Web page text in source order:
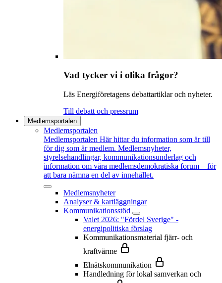
Vad tycker vi i olika frågor?
Läs Energiföretagens debattartiklar och nyheter.
Till debatt och pressrum
Medlemsportalen
Medlemsportalen
Medlemsportalen Här hittar du information som är till
för dig som är medlem. Medlemsnyheter,
styrelsehandlingar, kommunikationsunderlag och
information om våra medlemsdemokratiska forum – för
att bara nämna en del av innehållet.
Medlemsnyheter
Analyser & kartläggningar
Kommunikationsstöd
Valet 2026: "Fördel Sverige" -
energipolitiska förslag
Kommunikationsmaterial fjärr- och
kraftvärme
Elnätskommunikation
Handledning för lokal samverkan och